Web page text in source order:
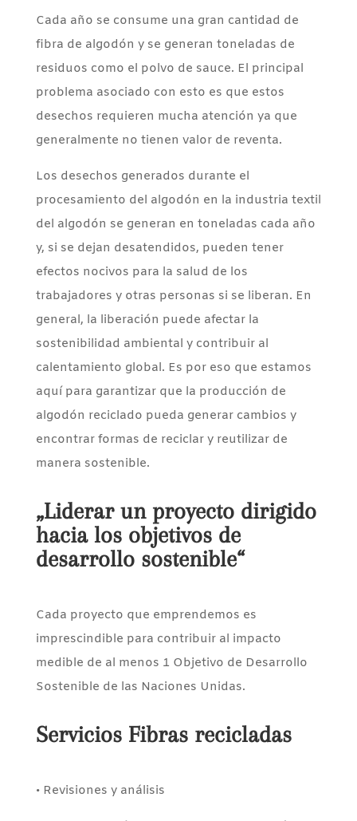
Cada año se consume una gran cantidad de
fibra de algodón y se generan toneladas de
residuos como el polvo de sauce. El principal
problema asociado con esto es que estos
desechos requieren mucha atención ya que
generalmente no tienen valor de reventa.
Los desechos generados durante el
procesamiento del algodón en la industria textil
del algodón se generan en toneladas cada año
y, si se dejan desatendidos, pueden tener
efectos nocivos para la salud de los
trabajadores y otras personas si se liberan. En
general, la liberación puede afectar la
sostenibilidad ambiental y contribuir al
calentamiento global. Es por eso que estamos
aquí para garantizar que la producción de
algodón reciclado pueda generar cambios y
encontrar formas de reciclar y reutilizar de
manera sostenible.
„Liderar un proyecto dirigido
hacia los objetivos de
desarrollo sostenible“
Cada proyecto que emprendemos es
imprescindible para contribuir al impacto
medible de al menos 1 Objetivo de Desarrollo
Sostenible de las Naciones Unidas.
Servicios Fibras recicladas
• Revisiones y análisis